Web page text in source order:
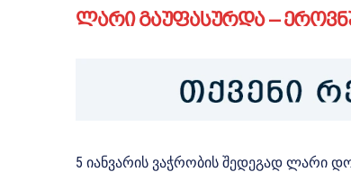
ლარი გაუფასურდა –
5 იანვარის ვაჭრობის შედეგად ლარი